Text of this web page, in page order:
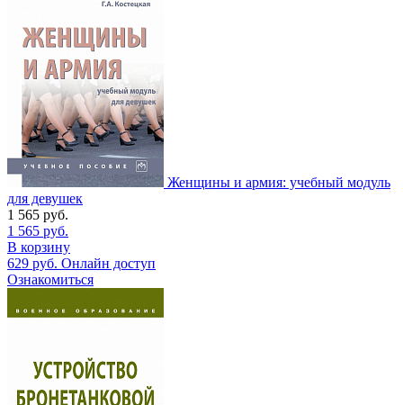
Женщины и армия: учебный модуль
для девушек
1 565 руб.
1 565 руб.
В корзину
629 руб. Онлайн доступ
Ознакомиться